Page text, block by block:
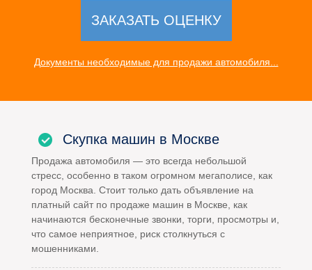
Документы необходимые для продажи автомобиля...
Скупка машин в Москве
Продажа автомобиля — это всегда небольшой
стресс, особенно в таком огромном мегаполисе, как
город Москва. Стоит только дать объявление на
платный сайт по продаже машин в Москве, как
начинаются бесконечные звонки, торги, просмотры и,
что самое неприятное, риск столкнуться с
мошенниками.